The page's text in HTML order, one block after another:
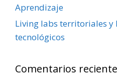
Aprendizaje
Living labs territoriales y
tecnológicos
Comentarios